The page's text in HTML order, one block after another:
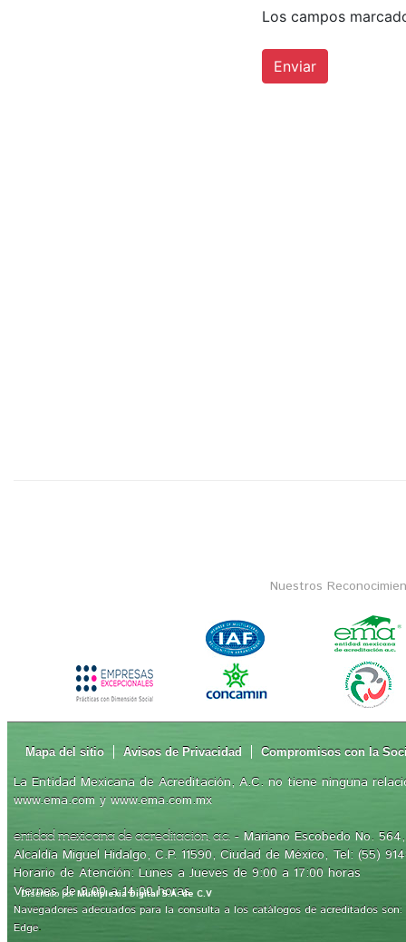
Nuestros
Mapa del sitio Avisos de Privacidad Compromisos con la
La Entidad Mexicana de Acreditación, A.C. no tiene ninguna
www.ema.com y www.ema.com.mx
entidad mexicana de acreditación, a.c. - Mariano Escobedo No.
Alcaldía Miguel Hidalgo, C.P. 11590, Ciudad de México, Tel: (55)
Horario de Atención: Lunes a Jueves de 9:00 a 17:00 horas
Viernes de 9:00 a 14:00 horas
Navegadores adecuados para la consulta a los catálogos de acreditados
Edge.
Diseñado porMultiplexia Digital S.A. de C.V